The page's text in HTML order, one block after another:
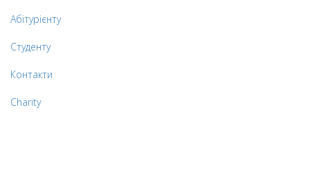
Абітурієнту
Студенту
Контакти
Charity